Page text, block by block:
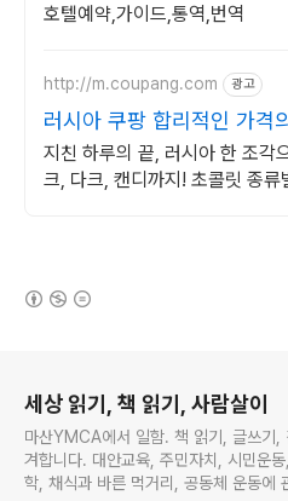
호텔예약,가이드,통역,번역
http://m.coupang.com 광고
러시아 쿠팡 합리적인 가격
지친 하루의 끝, 러시아 한 조각
크, 다크, 캔디까지! 초콜릿 종류
세상 읽기, 책 읽기, 사람살이
마산YMCA에서 일함. 책 읽기, 글쓰기,
겨합니다. 대안교육, 주민자치, 시민운
학, 채식과 바른 먹거리, 공동체 운동에